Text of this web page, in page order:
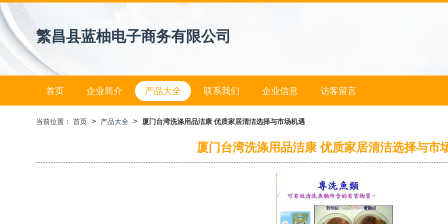
繁昌县蓝柚电子商务有限公司
首页 企业简介 产品大全 联系我们 企业信息 访客留言
当前位置： 首页 > 产品大全 > 厦门台湾洗涤用品洁康 优质家居清洁选择与市场机遇
厦门台湾洗涤用品洁康 优质家居清洁选择与市